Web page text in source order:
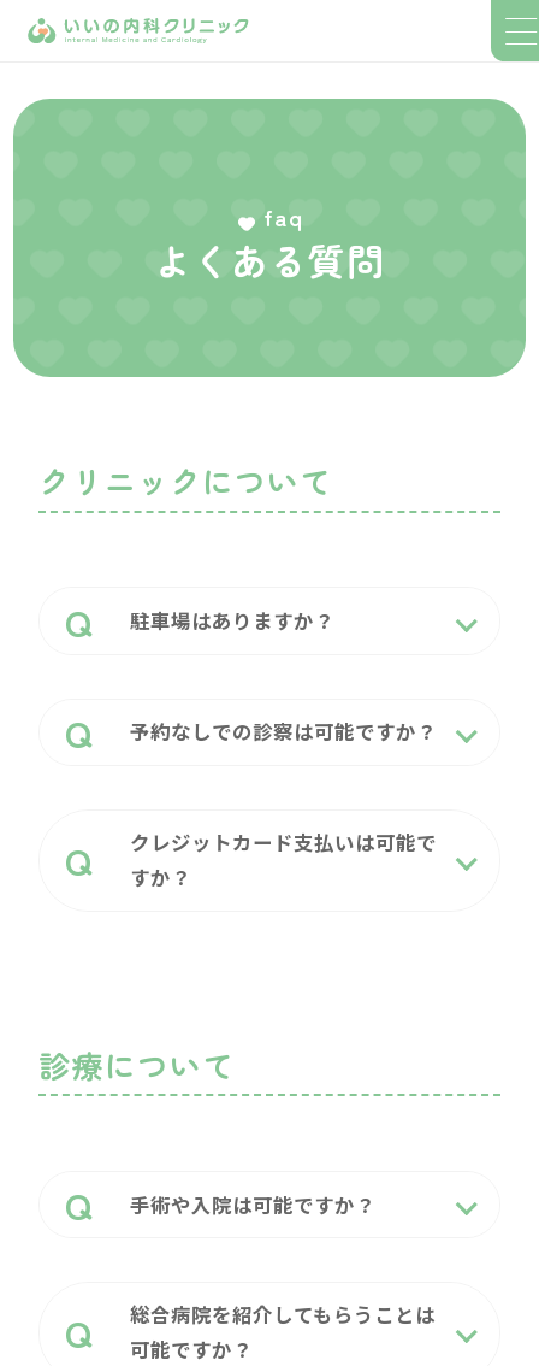
faq
よくある質問
クリニックについて
駐車場はありますか？
予約なしでの診察は可能ですか？
クレジットカード支払いは可能で
すか？
診療について
手術や入院は可能ですか？
総合病院を紹介してもらうことは
可能ですか？